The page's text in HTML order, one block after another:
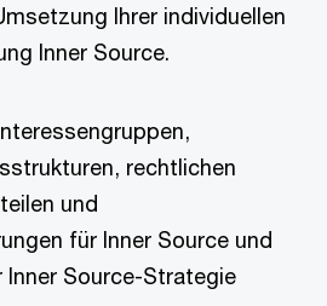
Ihrer individuellen
Inner Source.
rechtlichen
und
für Inner Source und
Inner Source-Strategie